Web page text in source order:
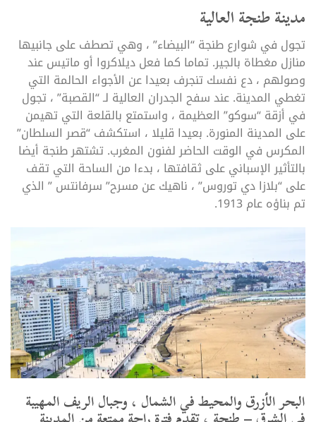
مدينة طنجة العالية
تجول في شوارع طنجة “البيضاء” ، وهي تصطف على جانبيها
منازل مغطاة بالجير. تماما كما فعل ديلاكروا أو ماتيس عند
وصولهم ، دع نفسك تنجرف بعيدا عن الأجواء الحالمة التي
تغطي المدينة. عند سفح الجدران العالية لـ “القصبة” ، تجول
في أزقة “سوكو” العظيمة ، واستمتع بالقلعة التي تهيمن
على المدينة المنورة. بعيدا قليلا ، استكشف “قصر السلطان”
المكرس في الوقت الحاضر لفنون المغرب. تشتهر طنجة أيضا
بالتأثير الإسباني على ثقافتها ، بدءا من الساحة التي تقف
على “بلازا دي توروس” ، ناهيك عن مسرح” سرفانتس ” الذي
تم بناؤه عام 1913.
البحر الأزرق والمحيط في الشمال ، وجبال الريف المهيبة